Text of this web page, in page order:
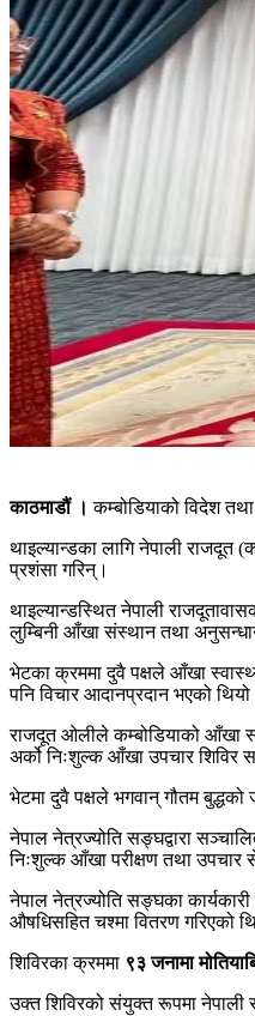
काठमाडौं । कम्बोडियाको विदेश
थाइल्यान्डका लागि नेपाली राजदूत
प्रशंसा गरिन्।
थाइल्यान्डस्थित नेपाली
लुम्बिनी आँखा संस्थान तथा
भेटका क्रममा दुवै पक्षले आँखा
पनि विचार आदानप्रदान भएको
राजदूत ओलीले कम्बोडियाको आँखा
अर्को निःशुल्क आँखा उपचार शिविर
भेटमा दुवै पक्षले भगवान् गौतम
नेपाल नेत्रज्योति सङ्घद्वारा
निःशुल्क आँखा परीक्षण तथा उपचार
नेपाल नेत्रज्योति सङ्घका
औषधिसहित चश्मा वितरण गरिएको
शिविरका क्रममा ९३ जनामा
उक्त शिविरको संयुक्त रूपमा नेपाली